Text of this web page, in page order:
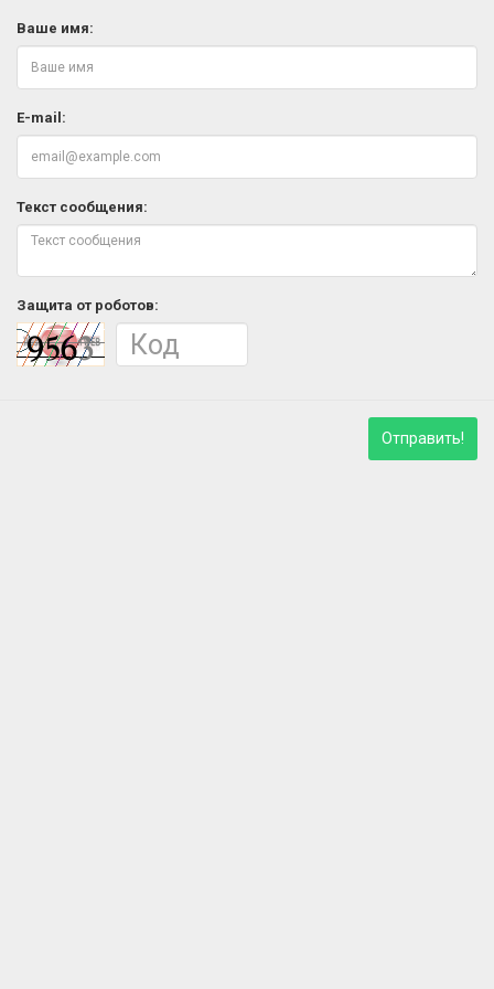
Ваше имя:
E-mail:
Текст сообщения:
Защита от роботов:
Отправить!